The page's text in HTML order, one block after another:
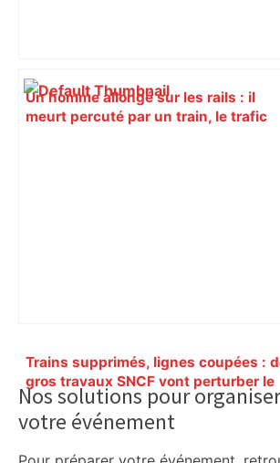
Un homme allongé sur les rails : il
meurt percuté par un train, le trafic
Trains supprimés, lignes coupées :
gros travaux SNCF vont perturber le
trafic autour de Toulouse, voici les
concernés – ladepeche.fr
Primary
Sidebar
Nos solutions pour
votre événement